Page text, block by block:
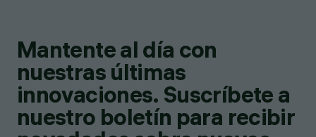
Mantente al día con
nuestras últimas
innovaciones. Suscríbete a
nuestro boletín para recibir